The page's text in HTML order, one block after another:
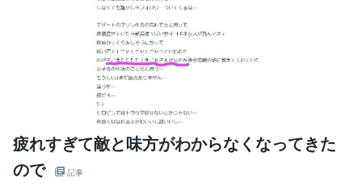
疲れすぎて敵と味方がわからなくなってきた
ので
記事